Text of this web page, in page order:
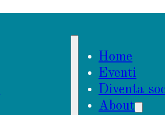
Home
Eventi
Diventa
About